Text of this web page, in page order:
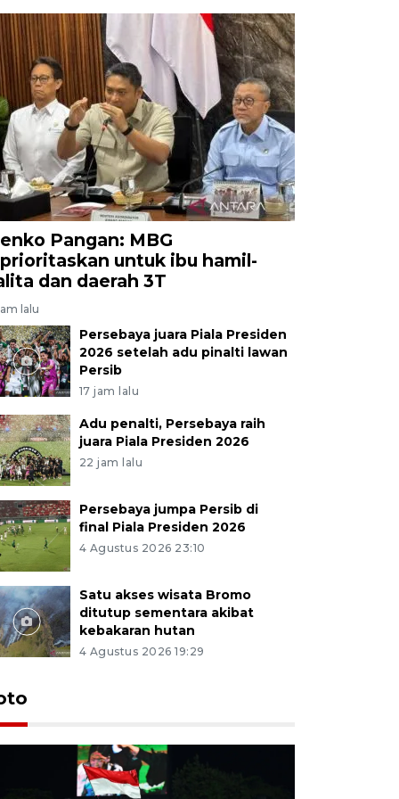
Pangan: MBG
untuk ibu hamil-
dan daerah 3T
lalu
Persebaya juara Piala Presiden
2026 setelah adu pinalti lawan
Persib
17 jam lalu
Adu penalti, Persebaya raih
juara Piala Presiden 2026
22 jam lalu
Persebaya jumpa Persib di
final Piala Presiden 2026
4 Agustus 2026 23:10
Satu akses wisata Bromo
ditutup sementara akibat
kebakaran hutan
4 Agustus 2026 19:29